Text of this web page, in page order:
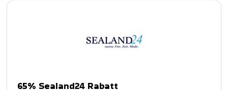
65% Sealand24 Rabatt